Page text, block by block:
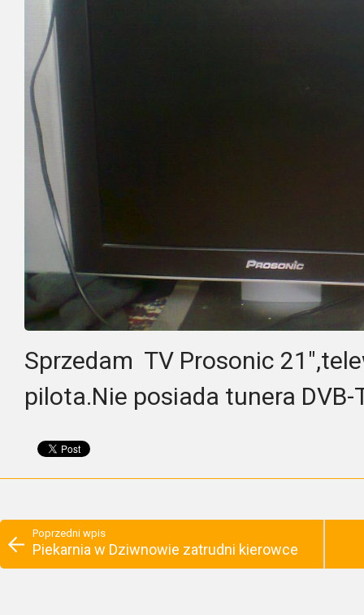
Sprzedam TV Prosonic
pilota.Nie posiada tunera
Poprzedni wpis
Piekarnia w Dziwnowie zatrudni kierowce